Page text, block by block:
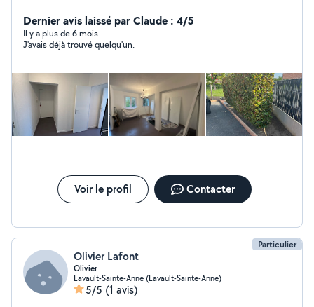
ou extérieur . Éventuellement de la manutention ou
déménagement.
Dernier avis laissé par Claude : 4/5
Il y a plus de 6 mois
J'avais déjà trouvé quelqu'un.
Voir le profil Contacter
Particulier
Olivier Lafont
Olivier
Lavault-Sainte-Anne (Lavault-Sainte-Anne)
5/5 (1 avis)